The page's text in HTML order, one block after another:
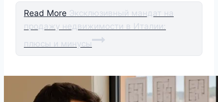
Read More Эксклюзивный мандат на
продажу недвижимости в Италии:
плюсы и минусы